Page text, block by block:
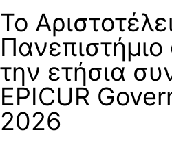
Το
Πανεπιστήμιο
την ετήσια
EPICUR
2026